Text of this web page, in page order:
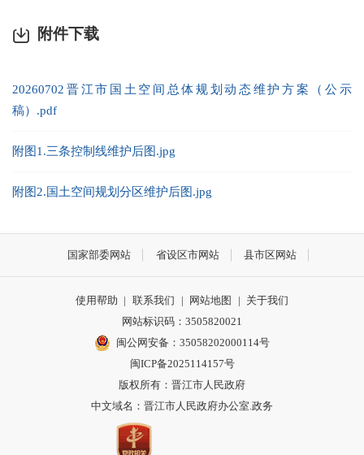
附件下载
20260702晋江市国土空间总体规划动态维护方案（公示
稿）.pdf
附图1.三条控制线维护后图.jpg
附图2.国土空间规划分区维护后图.jpg
国家部委网站 省设区市网站 县市区网站
使用帮助 | 联系我们 | 网站地图 | 关于我们
网站标识码：3505820021
闽公网安备：35058202000114号
闽ICP备2025114157号
版权所有：晋江市人民政府
中文域名：晋江市人民政府办公室.政务